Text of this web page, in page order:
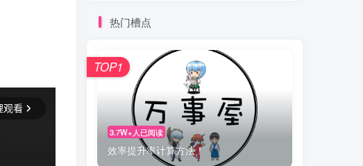
热门槽点
3.7W+人已阅读
效率提升率计算方法！
TOP1